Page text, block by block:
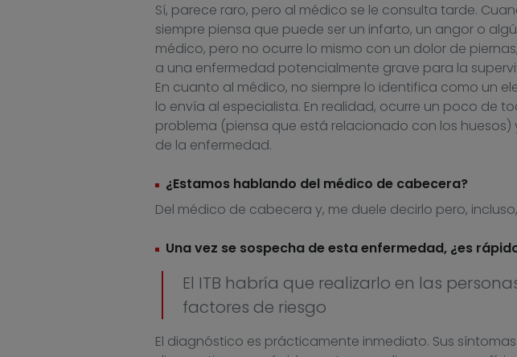
Sí, parece raro, pero al médico se le consulta tarde.
siempre piensa que puede ser un infarto, un angor o
médico, pero no ocurre lo mismo con un dolor de
a una enfermedad potencialmente grave para la
En cuanto al médico, no siempre lo identifica como un
lo envía al especialista. En realidad, ocurre un poco de
problema (piensa que está relacionado con los
de la enfermedad.
¿Estamos hablando del médico de cabecera?
Del médico de cabecera y, me duele decirlo pero,
Una vez se sospecha de esta enfermedad, ¿es
El ITB habría que realizarlo en las
factores de riesgo
El diagnóstico es prácticamente inmediato. Sus